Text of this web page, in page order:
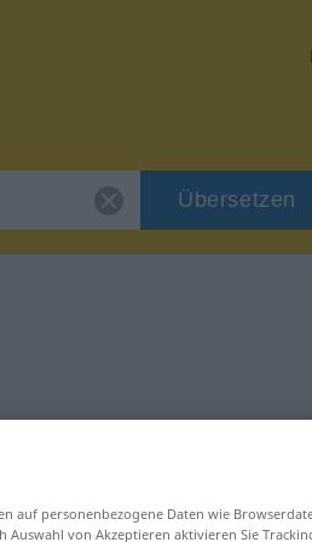
Übersetzen
auf personenbezogene Daten wie
von Akzeptieren aktivieren Sie